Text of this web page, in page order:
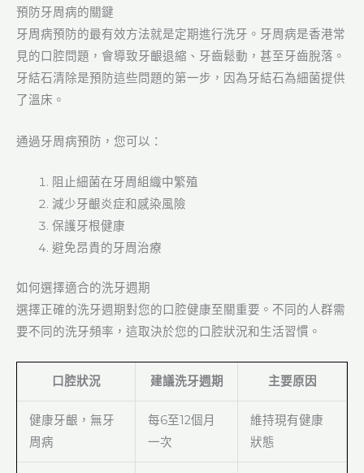
預防牙周病的關鍵
牙周病預防的最有效方法就是定期進行洗牙。牙周病是香港常
見的口腔問題，會導致牙齦退縮、牙齒鬆動，甚至牙齒脫落。
牙結石清除是預防這些問題的第一步，因為牙結石為細菌提供
了溫床。
通過牙周病預防，您可以：
阻止細菌在牙周組織中繁殖
減少牙齦炎症和感染風險
保護牙根健康
避免昂貴的牙周治療
如何選擇適合的洗牙週期
選擇正確的洗牙週期對您的口腔健康至關重要。不同的人群需
要不同的洗牙頻率，這取決於您的口腔狀況和生活習慣。
口腔狀況 建議洗牙週期 主要原因
健康牙齦，無牙
周病
每6至12個月
一次
維持現有健康
狀態